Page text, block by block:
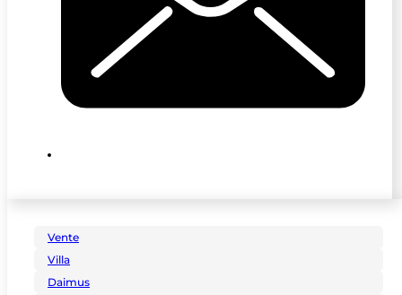
Vente
Villa
Daimus